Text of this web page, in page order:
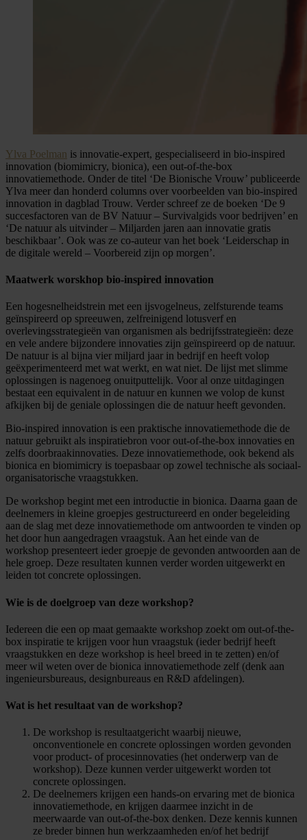
Ylva Poelman is innovatie-expert, gespecialiseerd in bio-inspired
innovation (biomimicry, bionica), een out-of-the-box
innovatiemethode. Onder de titel ‘De Bionische Vrouw’ publiceerde
Ylva meer dan honderd columns over voorbeelden van bio-inspired
innovation in dagblad Trouw. Verder schreef ze de boeken ‘De 9
succesfactoren van de BV Natuur – Survivalgids voor bedrijven’ en
‘De natuur als uitvinder – Miljarden jaren aan innovatie gratis
beschikbaar’. Ook was ze co-auteur van het boek ‘Leiderschap in
de digitale wereld – Voorbereid zijn op morgen’.
Maatwerk worskhop bio-inspired innovation
Een hogesnelheidstrein met een ijsvogelneus, zelfsturende teams
geïnspireerd op spreeuwen, zelfreinigend lotusverf en
overlevingsstrategieën van organismen als bedrijfsstrategieën: deze
en vele andere bijzondere innovaties zijn geïnspireerd op de natuur.
De natuur is al bijna vier miljard jaar in bedrijf en heeft volop
geëxperimenteerd met wat werkt, en wat niet. De lijst met slimme
oplossingen is nagenoeg onuitputtelijk. Voor al onze uitdagingen
bestaat een equivalent in de natuur en kunnen we volop de kunst
afkijken bij de geniale oplossingen die de natuur heeft gevonden.
Bio-inspired innovation is een praktische innovatiemethode die de
natuur gebruikt als inspiratiebron voor out-of-the-box innovaties en
zelfs doorbraakinnovaties. Deze innovatiemethode, ook bekend als
bionica en biomimicry is toepasbaar op zowel technische als sociaal-
organisatorische vraagstukken.
De workshop begint met een introductie in bionica. Daarna gaan de
deelnemers in kleine groepjes gestructureerd en onder begeleiding
aan de slag met deze innovatiemethode om antwoorden te vinden op
het door hun aangedragen vraagstuk. Aan het einde van de
workshop presenteert ieder groepje de gevonden antwoorden aan de
hele groep. Deze resultaten kunnen verder worden uitgewerkt en
leiden tot concrete oplossingen.
Wie is de doelgroep van deze workshop?
Iedereen die een op maat gemaakte workshop zoekt om out-of-the-
box inspiratie te krijgen voor hun vraagstuk (ieder bedrijf heeft
vraagstukken en deze workshop is heel breed in te zetten) en/of
meer wil weten over de bionica innovatiemethode zelf (denk aan
ingenieursbureaus, designbureaus en R&D afdelingen).
Wat is het resultaat van de workshop?
De workshop is resultaatgericht waarbij nieuwe,
onconventionele en concrete oplossingen worden gevonden
voor product- of procesinnovaties (het onderwerp van de
workshop). Deze kunnen verder uitgewerkt worden tot
concrete oplossingen.
De deelnemers krijgen een hands-on ervaring met de bionica
innovatiemethode, en krijgen daarmee inzicht in de
meerwaarde van out-of-the-box denken. Deze kennis kunnen
ze breder binnen hun werkzaamheden en/of het bedrijf